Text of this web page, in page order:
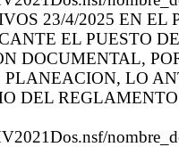
23/4/2025 EN
EL PUESTO
DOCUMENTAL,
LO
DEL REGLAMENTO